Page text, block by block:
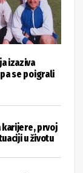
izaziva
se poigrali
karijere, prvoj
u životu